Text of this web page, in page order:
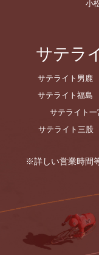
小
サテラ
サテライト男鹿
サテライト福島
サテライト一
サテライト三股
※詳しい営業時間